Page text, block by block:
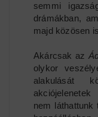
semmi
drámákban,
majd közösen
Akárcsak az
olykor
alakulását
nem láthattunk